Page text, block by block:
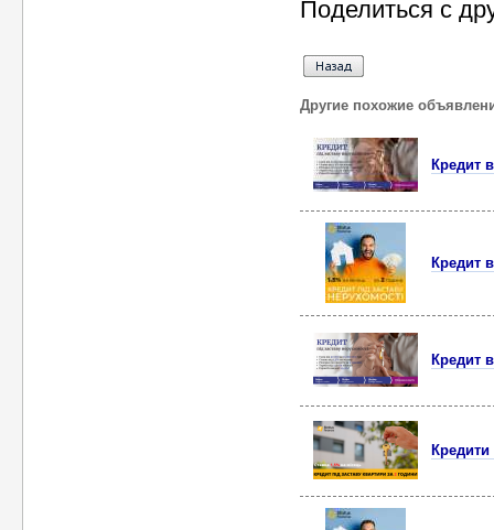
Поделиться с
Другие похожие
Кредит
Кредит
Кредит
Кредити